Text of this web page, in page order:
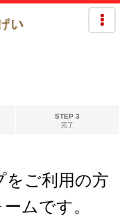
STEP 3
完了
ご利用の方
ムです。